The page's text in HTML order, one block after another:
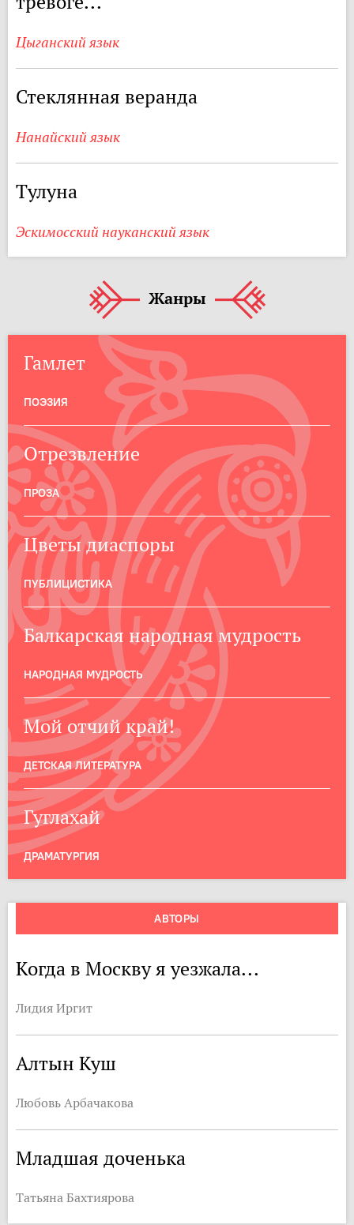
Цыганский язык
Стеклянная веранда
Нанайский язык
Тулуна
Эскимосский науканский язык
Жанры
Гамлет
ПОЭЗИЯ
Отрезвление
ПРОЗА
Цветы диаспоры
ПУБЛИЦИСТИКА
Балкарская народная мудрость
НАРОДНАЯ МУДРОСТЬ
Мой отчий край!
ДЕТСКАЯ ЛИТЕРАТУРА
Гуглахай
ДРАМАТУРГИЯ
АВТОРЫ
Когда в Москву я уезжала...
Лидия Иргит
Алтын Куш
Любовь Арбачакова
Младшая доченька
Татьяна Бахтиярова